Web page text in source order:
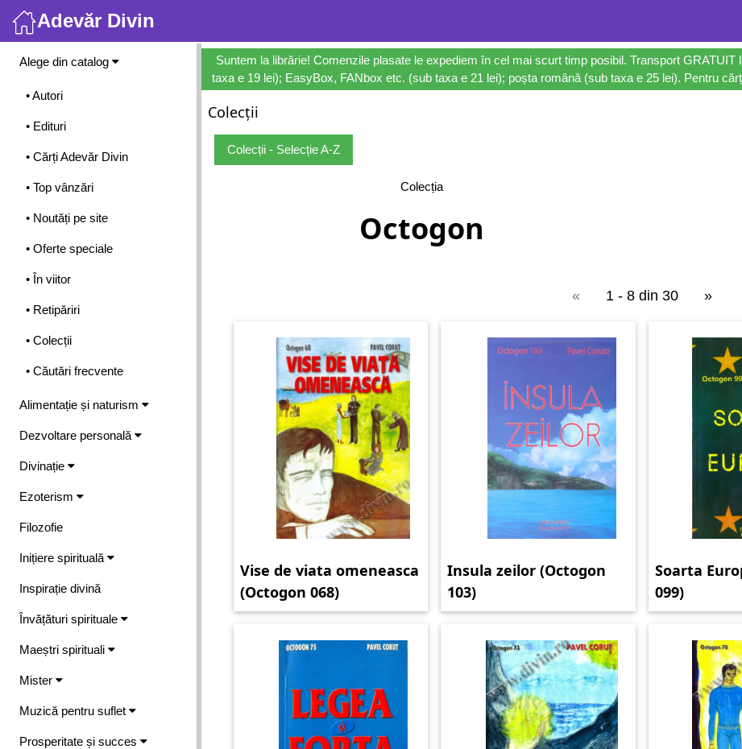
Adevăr Divin
Meniu
Alege din catalog
• Autori
• Edituri
• Cărți Adevăr Divin
• Top vânzări
• Noutăți pe site
• Oferte speciale
• În viitor
• Retipăriri
• Colecții
• Căutări frecvente
Alimentație și naturism
Dezvoltare personală
Divinație
Ezoterism
Filozofie
Inițiere spirituală
Inspirație divină
Învățături spirituale
Maeștri spirituali
Mister
Muzică pentru suflet
Prosperitate și succes
Suntem la librărie! Comenzile plasate le expediem în cel mai scurt timp posibil. Transport
taxa e 19 lei); EasyBox, FANbox etc. (sub taxa e 21 lei); poșta română (sub taxa e 25 lei). Pentru
Colecții
Colecții - Selecție A-Z
Colecția
Octogon
« 1 - 8 din 30 »
Vise de viata omeneasca
(Octogon 068)
Insula zeilor (Octogon
103)
Soarta
099)